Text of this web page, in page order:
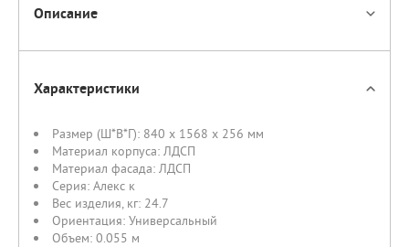
Описание
Характеристики
Размер (Ш*В*Г): 840 x 1568 x 256 мм
Материал корпуса: ЛДСП
Материал фасада: ЛДСП
Серия: Алекс к
Вес изделия, кг: 24.7
Ориентация: Универсальный
Объем: 0.055 м